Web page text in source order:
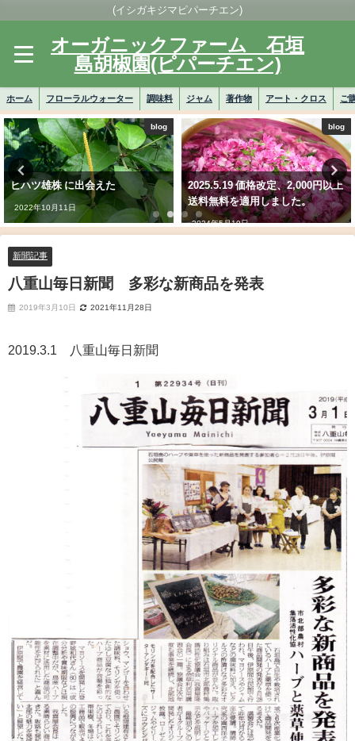
(イシガキジマピパーチエン)
オーガニックファーム 石垣
島胡椒園(ピパーチエン)
ホーム フローラルウォーター 調味料 ジャム 著作物 アート・クロス ご
blog
ヒハツ雄株 に出会えた
2022年10月11日
blog
2025.5.19 価格改定、2,000円以上
送料無料を適用しました。
2024年5月19日
新聞記事
八重山毎日新聞 多彩な新商品を発表
2019年3月10日 2021年11月28日
2019.3.1 八重山毎日新聞